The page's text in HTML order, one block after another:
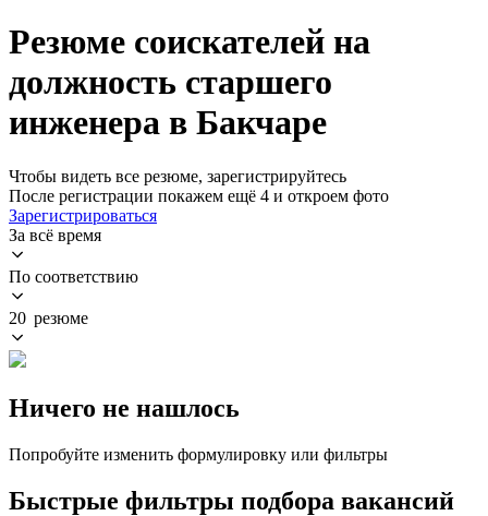
Резюме соискателей на
должность старшего
инженера в Бакчаре
Чтобы видеть все резюме, зарегистрируйтесь
После регистрации покажем ещё 4 и откроем фото
Зарегистрироваться
За всё время
По соответствию
20 резюме
Ничего не нашлось
Попробуйте изменить формулировку или фильтры
Быстрые фильтры подбора вакансий